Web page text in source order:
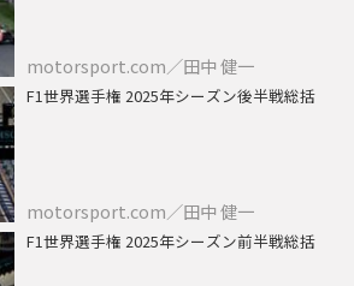
motorsport.com／田中 健一
F1世界選手権 2025年シーズン後半戦総括
motorsport.com／田中 健一
F1世界選手権 2025年シーズン前半戦総括